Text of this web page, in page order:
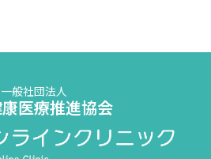
一般社団法人
康医療推進協会